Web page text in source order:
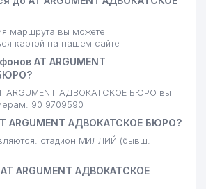
ООО
РАЙОНА
ООО 997 м
маршрута вы можете
картой на нашем сайте
AT ARGUMENT
ARGUMENT АДВОКАТСКОЕ БЮРО вы
90 9709590
ARGUMENT АДВОКАТСКОЕ БЮРО?
стадион МИЛЛИЙ (бывш.
ARGUMENT АДВОКАТСКОЕ